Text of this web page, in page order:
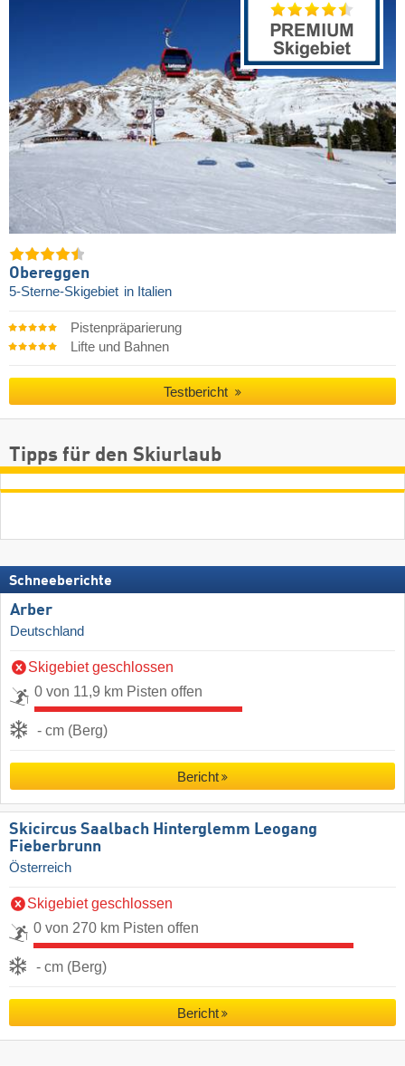
Obereggen
5-Sterne-Skigebiet in Italien
Pistenpräparierung
Lifte und Bahnen
Testbericht
Tipps für den Skiurlaub
Schneeberichte
Arber
Deutschland
Skigebiet geschlossen
0 von 11,9 km Pisten offen
- cm (Berg)
Bericht
Skicircus Saalbach Hinterglemm Leogang
Fieberbrunn
Österreich
Skigebiet geschlossen
0 von 270 km Pisten offen
- cm (Berg)
Bericht